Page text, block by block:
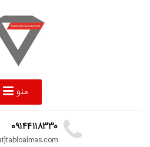
منو
۰۹۱۴۴۱۱۸۳۳۰